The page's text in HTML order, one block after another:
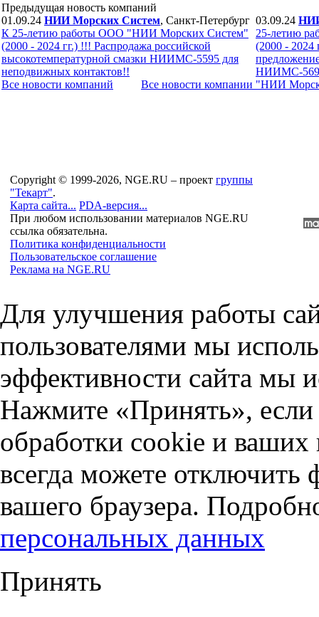
Предыдущая новость компаний
01.09.24 НИИ Морских Систем, Санкт-Петербург
К 25-летию работы ООО "НИИ Морских Систем"
(2000 - 2024 гг.) !!! Распродажа российской
высокотемпературной смазки НИИМС-5595 для
неподвижных контактов!!
03.09.24
25-летию
(2000 - 2024
НИИМС-569
Все новости компaний
Все новости компaнии "НИИ
Copyright © 1999-2026, NGE.RU – проект группы
"Текарт".
Карта сайта... PDA-версия...
При любом использовании материалов NGE.RU
ссылка обязательна.
Политика конфиденциальности
Пользовательское соглашение
Реклама на NGE.RU
Для улучшения работы
пользователями мы
эффективности сайта мы
Нажмите «Принять», если
обработки cookie и
всегда можете отключить
вашего браузера.
персональных данных
Принять